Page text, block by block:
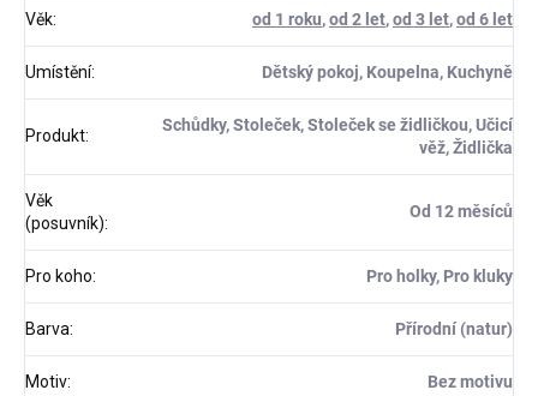
Věk: od 1 roku,od 2 let,od 3 let,od 6 let
Umístění: Dětský pokoj, Koupelna, Kuchyně
Produkt:
Schůdky, Stoleček, Stoleček se židličkou, Učicí
věž, Židlička
Věk
(posuvník):
Od 12 měsíců
Pro koho: Pro holky, Pro kluky
Barva: Přírodní (natur)
Motiv: Bez motivu